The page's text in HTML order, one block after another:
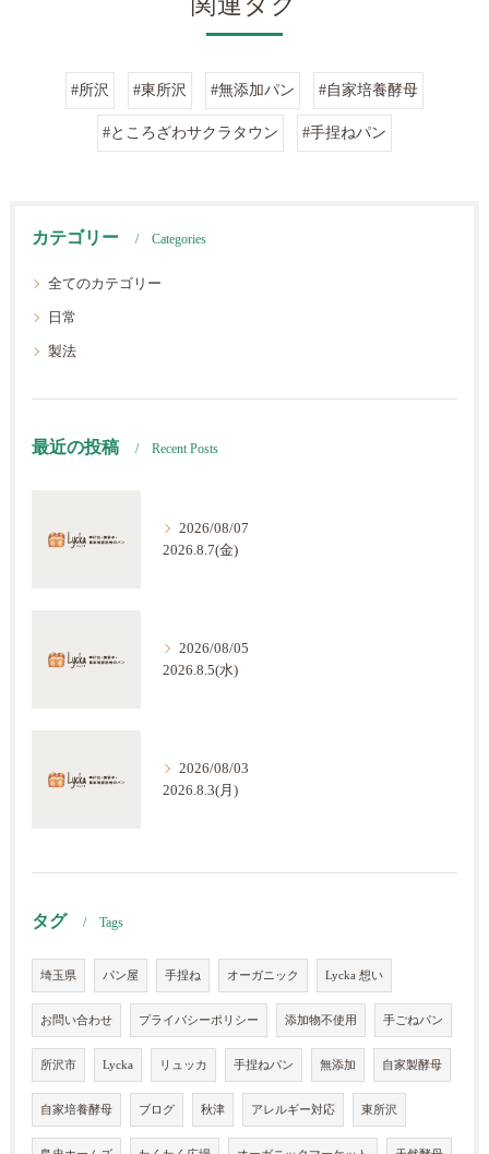
#所沢 #東所沢 #無添加パン #自家培養酵母
#ところざわサクラタウン #手捏ねパン
カテゴリー Categories
全てのカテゴリー
日常
製法
最近の投稿 Recent Posts
2026/08/07
2026.8.7(金)
2026/08/05
2026.8.5(水)
2026/08/03
2026.8.3(月)
タグ Tags
埼玉県 パン屋 手捏ね オーガニック Lycka 想い
お問い合わせ プライバシーポリシー 添加物不使用 手ごねパン
所沢市 Lycka リュッカ 手捏ねパン 無添加 自家製酵母
自家培養酵母 ブログ 秋津 アレルギー対応 東所沢